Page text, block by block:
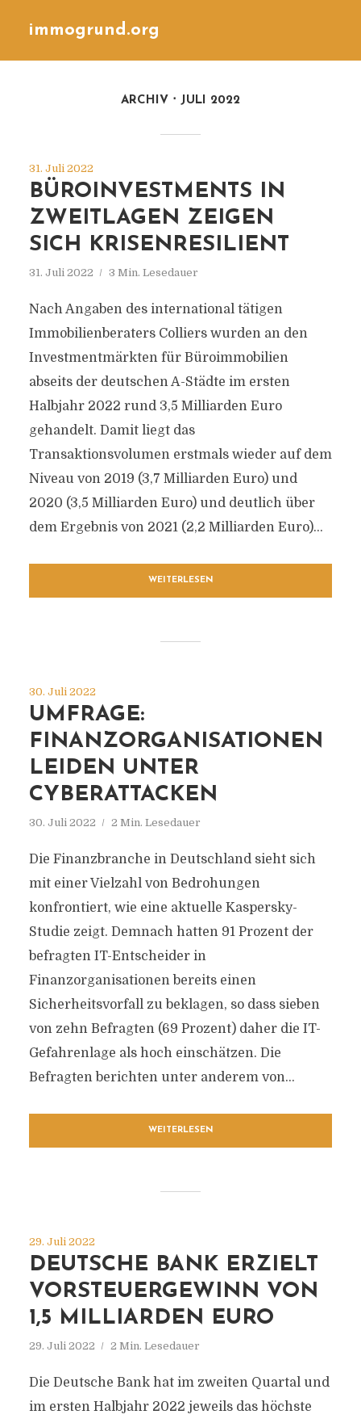
immogrund.org
ARCHIV JULI 2022
31. Juli 2022
BÜROINVESTMENTS IN
ZWEITLAGEN ZEIGEN
SICH KRISENRESILIENT
31. Juli 2022 3 Min. Lesedauer
Nach Angaben des international tätigen
Immobilienberaters Colliers wurden an den
Investmentmärkten für Büroimmobilien
abseits der deutschen A-Städte im ersten
Halbjahr 2022 rund 3,5 Milliarden Euro
gehandelt. Damit liegt das
Transaktionsvolumen erstmals wieder auf dem
Niveau von 2019 (3,7 Milliarden Euro) und
2020 (3,5 Milliarden Euro) und deutlich über
dem Ergebnis von 2021 (2,2 Milliarden Euro)...
WEITERLESEN
30. Juli 2022
UMFRAGE:
FINANZORGANISATIONEN
LEIDEN UNTER
CYBERATTACKEN
30. Juli 2022 2 Min. Lesedauer
Die Finanzbranche in Deutschland sieht sich
mit einer Vielzahl von Bedrohungen
konfrontiert, wie eine aktuelle Kaspersky-
Studie zeigt. Demnach hatten 91 Prozent der
befragten IT-Entscheider in
Finanzorganisationen bereits einen
Sicherheitsvorfall zu beklagen, so dass sieben
von zehn Befragten (69 Prozent) daher die IT-
Gefahrenlage als hoch einschätzen. Die
Befragten berichten unter anderem von...
WEITERLESEN
29. Juli 2022
DEUTSCHE BANK ERZIELT
VORSTEUERGEWINN VON
1,5 MILLIARDEN EURO
29. Juli 2022 2 Min. Lesedauer
Die Deutsche Bank hat im zweiten Quartal und
im ersten Halbjahr 2022 jeweils das höchste